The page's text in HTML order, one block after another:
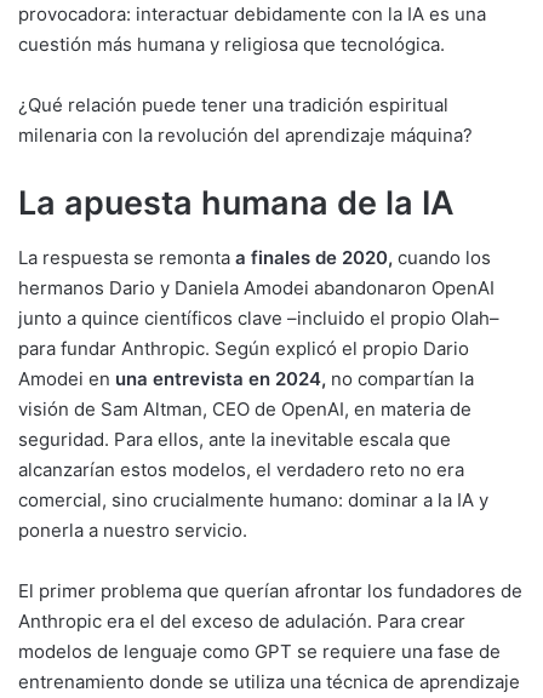
provocadora: interactuar debidamente con la IA es una
cuestión más humana y religiosa que tecnológica.
¿Qué relación puede tener una tradición espiritual
milenaria con la revolución del aprendizaje máquina?
La apuesta humana de la IA
La respuesta se remonta a finales de 2020, cuando los
hermanos Dario y Daniela Amodei abandonaron OpenAI
junto a quince científicos clave –incluido el propio Olah–
para fundar Anthropic. Según explicó el propio Dario
Amodei en una entrevista en 2024, no compartían la
visión de Sam Altman, CEO de OpenAI, en materia de
seguridad. Para ellos, ante la inevitable escala que
alcanzarían estos modelos, el verdadero reto no era
comercial, sino crucialmente humano: dominar a la IA y
ponerla a nuestro servicio.
El primer problema que querían afrontar los fundadores de
Anthropic era el del exceso de adulación. Para crear
modelos de lenguaje como GPT se requiere una fase de
entrenamiento donde se utiliza una técnica de aprendizaje